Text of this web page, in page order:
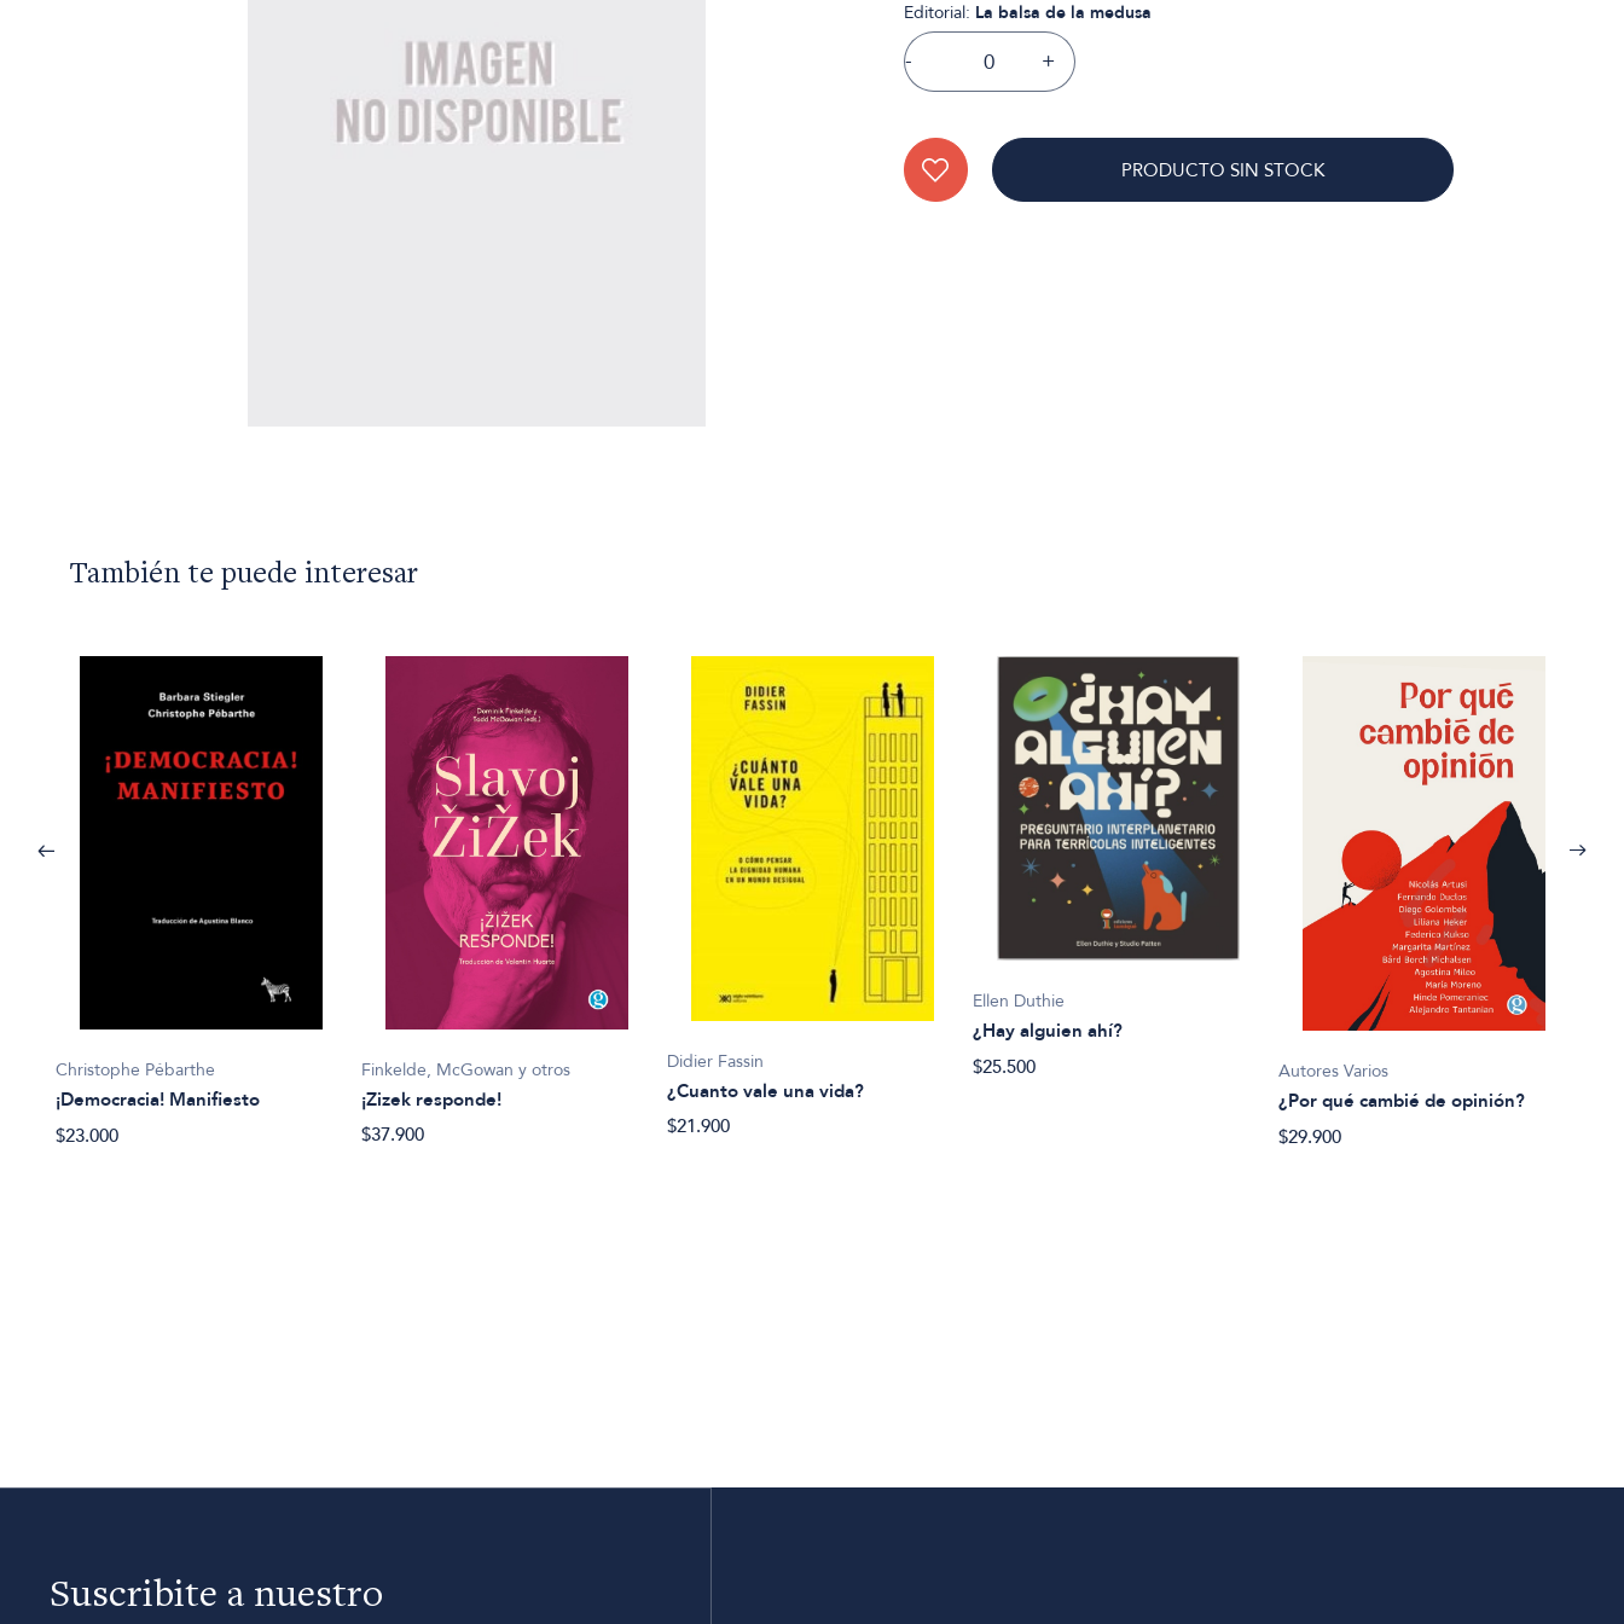
Editorial: La balsa de la medusa
- +
PRODUCTO SIN STOCK
También te puede interesar
Christophe Pébarthe
¡Democracia! Manifiesto
$23.000
Finkelde, McGowan y otros
¡Zizek responde!
$37.900
Didier Fassin
¿Cuanto vale una vida?
$21.900
Ellen Duthie
¿Hay alguien ahí?
$25.500
Autores Varios
¿Por qué cambié de opinión?
$29.900
Suscribite a nuestro